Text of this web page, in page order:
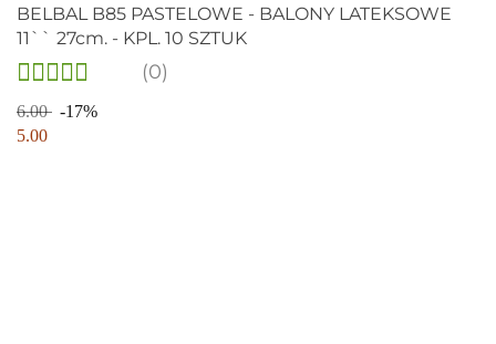
BELBAL B85 PASTELOWE - BALONY LATEKSOWE
11`` 27cm. - KPL. 10 SZTUK
(0)
6.00
-17%
5.00